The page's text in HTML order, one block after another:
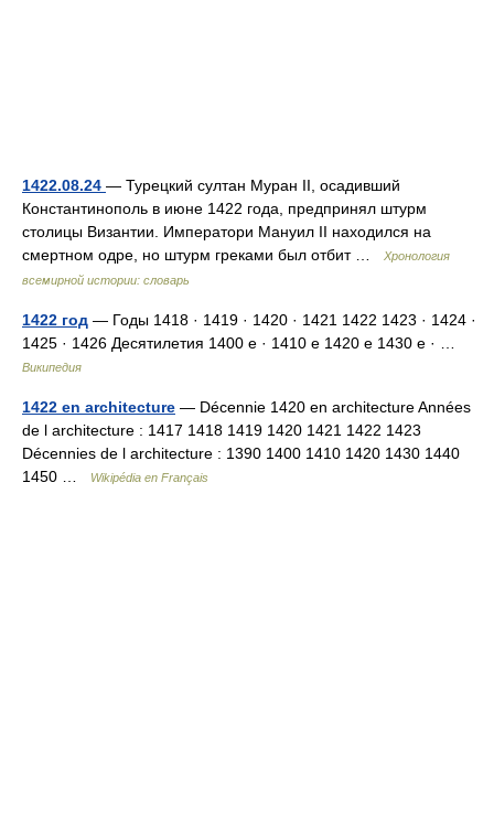
1422.08.24 — Турецкий султан Муран II, осадивший
Константинополь в июне 1422 года, предпринял штурм
столицы Византии. Императори Мануил II находился на
смертном одре, но штурм греками был отбит …
Хронология
всемирной истории: словарь
1422 год — Годы 1418 · 1419 · 1420 · 1421 1422 1423 · 1424 ·
1425 · 1426 Десятилетия 1400 е · 1410 е 1420 е 1430 е · …
Википедия
1422 en architecture — Décennie 1420 en architecture Années
de l architecture : 1417 1418 1419 1420 1421 1422 1423
Décennies de l architecture : 1390 1400 1410 1420 1430 1440
1450 …
Wikipédia en Français